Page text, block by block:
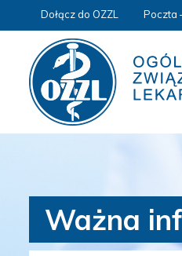
Dołącz do OZZL Poczta
Ważna